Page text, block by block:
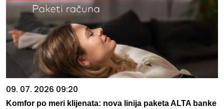
09. 07. 2026 09:20
Komfor po meri klijenata: nova linija paketa ALTA banke